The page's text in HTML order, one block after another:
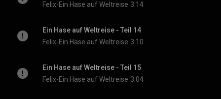
Felix-Ein Hase auf Weltreise 3:14
Ein Hase auf Weltreise - Teil 14
Felix-Ein Hase auf Weltreise 3:10
Ein Hase auf Weltreise - Teil 15
Felix-Ein Hase auf Weltreise 3:04